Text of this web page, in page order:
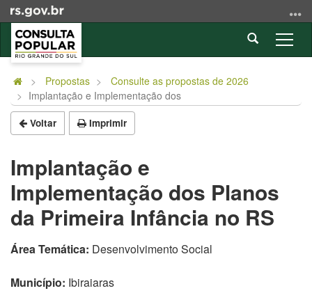
para
conteúdo
para
menu
para
busca
a
Abrir
a
Início
conteúdo
Propostas
Consulte as propostas de 2026
Implantação e Implementação dos
Voltar Imprimir
Implantação e
Implementação dos Planos
da Primeira Infância no RS
Área Temática: Desenvolvimento Social
Município: Ibiraiaras